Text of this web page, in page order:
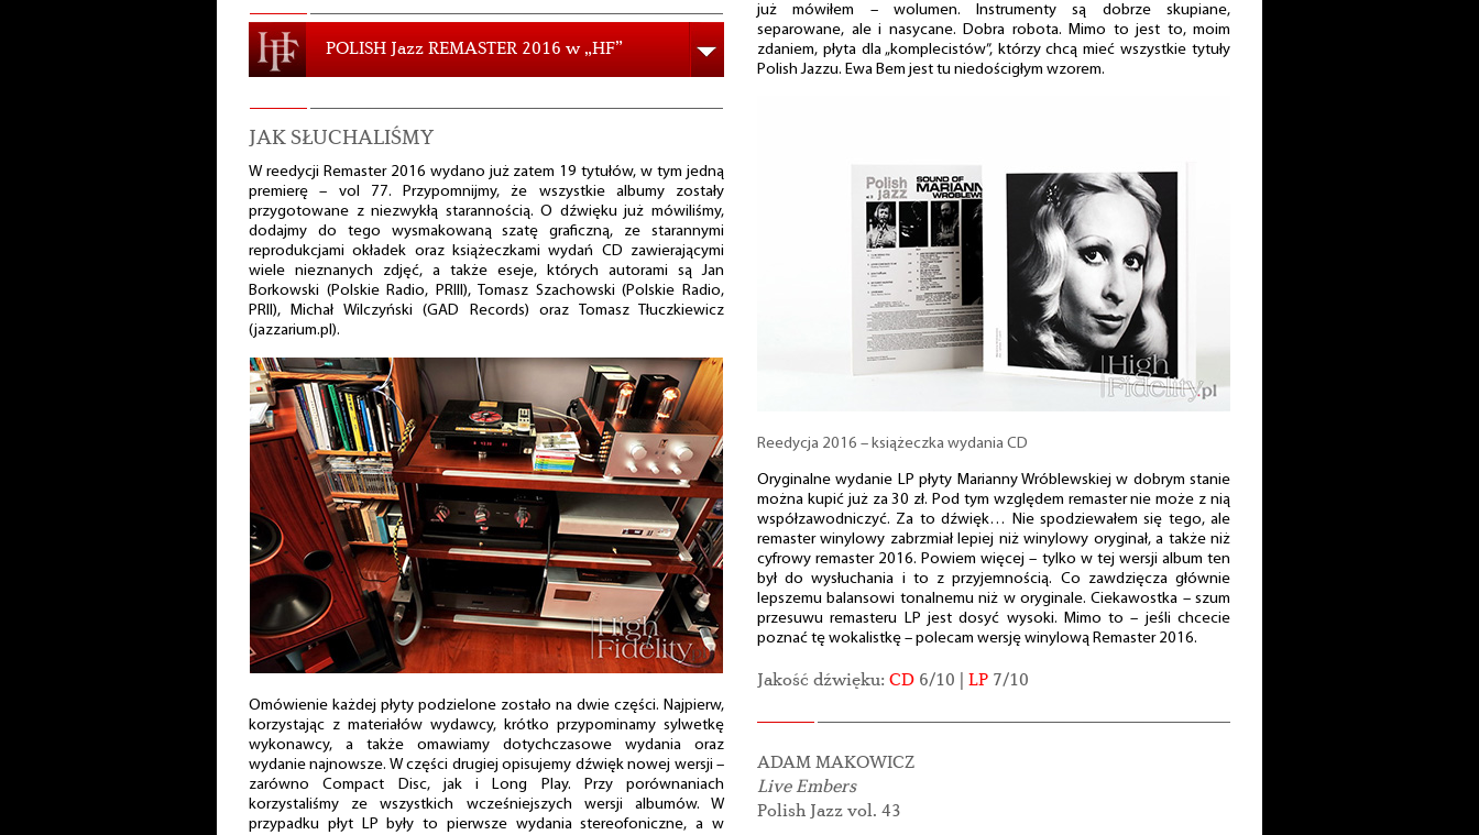
POLISH Jazz REMASTER 2016 w „HF”
JAK SŁUCHALIŚMY
W reedycji Remaster 2016 wydano już zatem 19 tytułów, w tym jedną
premierę – vol 77. Przypomnijmy, że wszystkie albumy zostały
przygotowane z niezwykłą starannością. O dźwięku już mówiliśmy,
dodajmy do tego wysmakowaną szatę graficzną, ze starannymi
reprodukcjami okładek oraz książeczkami wydań CD zawierającymi
wiele nieznanych zdjęć, a także eseje, których autorami są Jan
Borkowski (Polskie Radio, PRIII), Tomasz Szachowski (Polskie Radio,
PRII), Michał Wilczyński (GAD Records) oraz Tomasz Tłuczkiewicz
(jazzarium.pl).
Omówienie każdej płyty podzielone zostało na dwie części. Najpierw,
korzystając z materiałów wydawcy, krótko przypominamy sylwetkę
wykonawcy, a także omawiamy dotychczasowe wydania oraz
wydanie najnowsze. W części drugiej opisujemy dźwięk nowej wersji –
zarówno Compact Disc, jak i Long Play. Przy porównaniach
korzystaliśmy ze wszystkich wcześniejszych wersji albumów. W
przypadku płyt LP były to pierwsze wydania stereofoniczne, a w
już mówiłem – wolumen. Instrumenty są dobrze skupiane,
separowane, ale i nasycane. Dobra robota. Mimo to jest to, moim
zdaniem, płyta dla „komplecistów”, którzy chcą mieć wszystkie tytuły
Polish Jazzu. Ewa Bem jest tu niedościgłym wzorem.
Reedycja 2016 – książeczka wydania CD
Oryginalne wydanie LP płyty Marianny Wróblewskiej w dobrym stanie
można kupić już za 30 zł. Pod tym względem remaster nie może z nią
współzawodniczyć. Za to dźwięk… Nie spodziewałem się tego, ale
remaster winylowy zabrzmiał lepiej niż winylowy oryginał, a także niż
cyfrowy remaster 2016. Powiem więcej – tylko w tej wersji album ten
był do wysłuchania i to z przyjemnością. Co zawdzięcza głównie
lepszemu balansowi tonalnemu niż w oryginale. Ciekawostka – szum
przesuwu remasteru LP jest dosyć wysoki. Mimo to – jeśli chcecie
poznać tę wokalistkę – polecam wersję winylową Remaster 2016.
Jakość dźwięku: CD 6/10 | LP 7/10
ADAM MAKOWICZ
Live Embers
Polish Jazz vol. 43